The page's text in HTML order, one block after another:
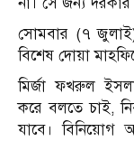
সোমবার (৭ জুলাই)
বিশেষ দোয়া
মির্জা ফখরুল
করে বলতে চাই,
যাবে। বিনিয়োগ